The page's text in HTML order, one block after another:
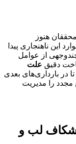
هنوز
این ناهنجاری پیدا
چندوجهی از عوامل
دقیق علت
در بارداری‌های بعدی
مجدد را مدیریت
شکاف لب و